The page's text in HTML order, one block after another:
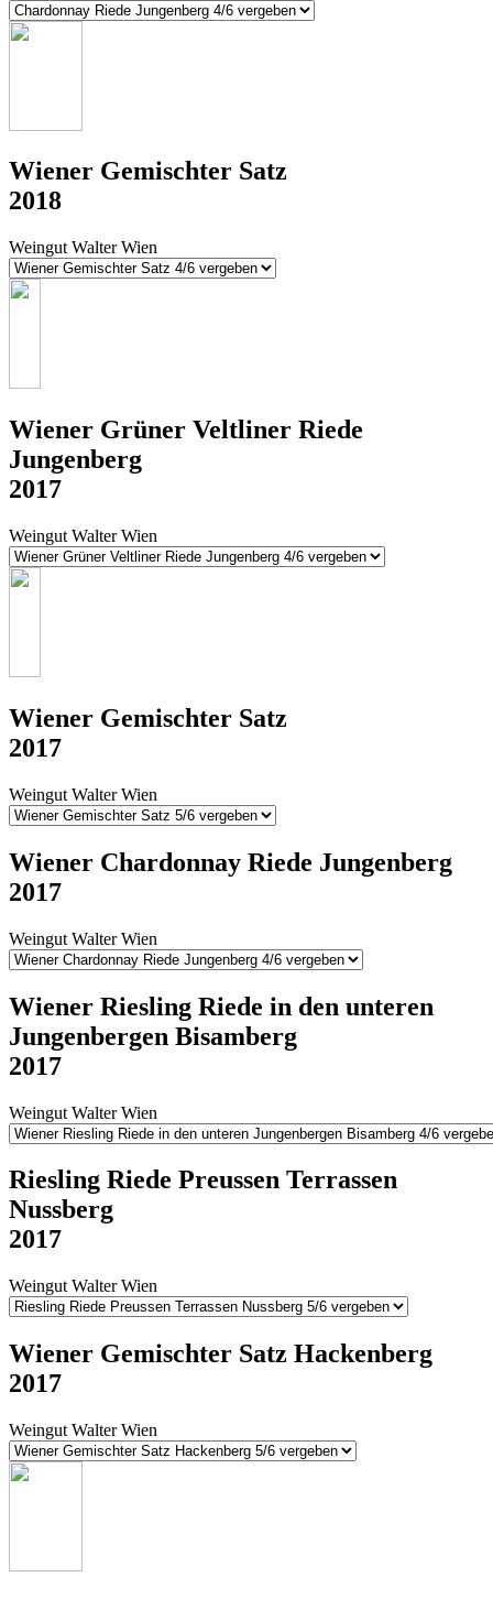
Wiener Gemischter Satz
2018
Weingut Walter Wien
Wiener Grüner Veltliner Riede
Jungenberg
2017
Weingut Walter Wien
Wiener Gemischter Satz
2017
Weingut Walter Wien
Wiener Chardonnay Riede Jungenberg
2017
Weingut Walter Wien
Wiener Riesling Riede in den unteren
Jungenbergen Bisamberg
2017
Weingut Walter Wien
Riesling Riede Preussen Terrassen
Nussberg
2017
Weingut Walter Wien
Wiener Gemischter Satz Hackenberg
2017
Weingut Walter Wien